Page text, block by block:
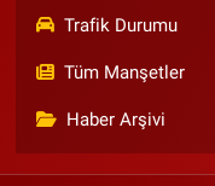
Trafik Durumu
Tüm Manşetler
Haber Arşivi